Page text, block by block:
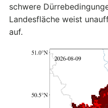
schwere
Landesfläche weist
auf.